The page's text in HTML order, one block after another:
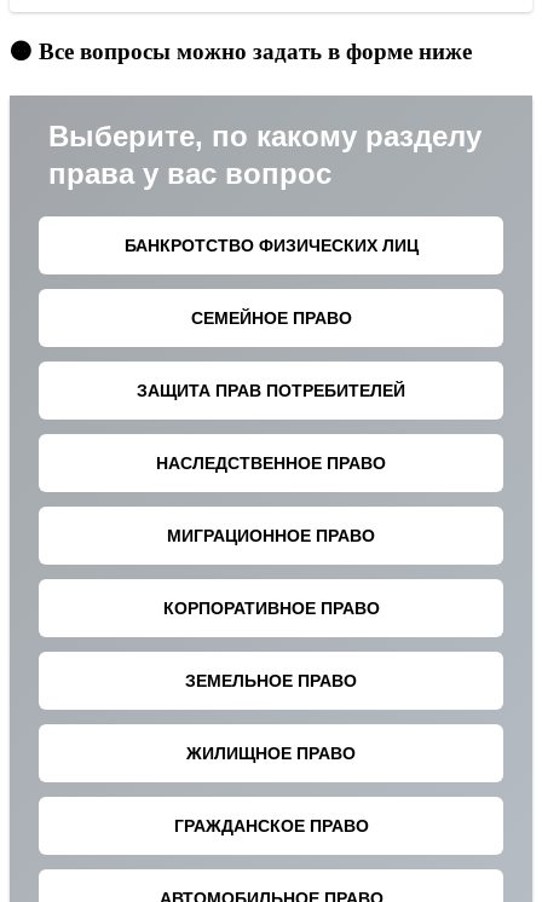
🟠 Все вопросы можно задать в форме ниже